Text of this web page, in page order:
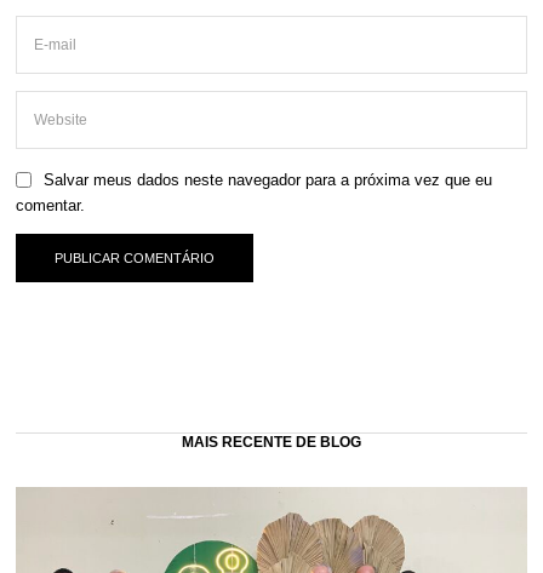
Salvar meus dados neste navegador para a próxima vez que eu
comentar.
MAIS RECENTE DE BLOG